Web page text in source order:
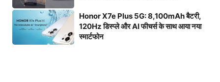
Honor X7e Plus 5G: 8,100mAh बैटरी,
120Hz डिस्प्ले और AI फीचर्स के साथ आया नया
स्मार्टफोन